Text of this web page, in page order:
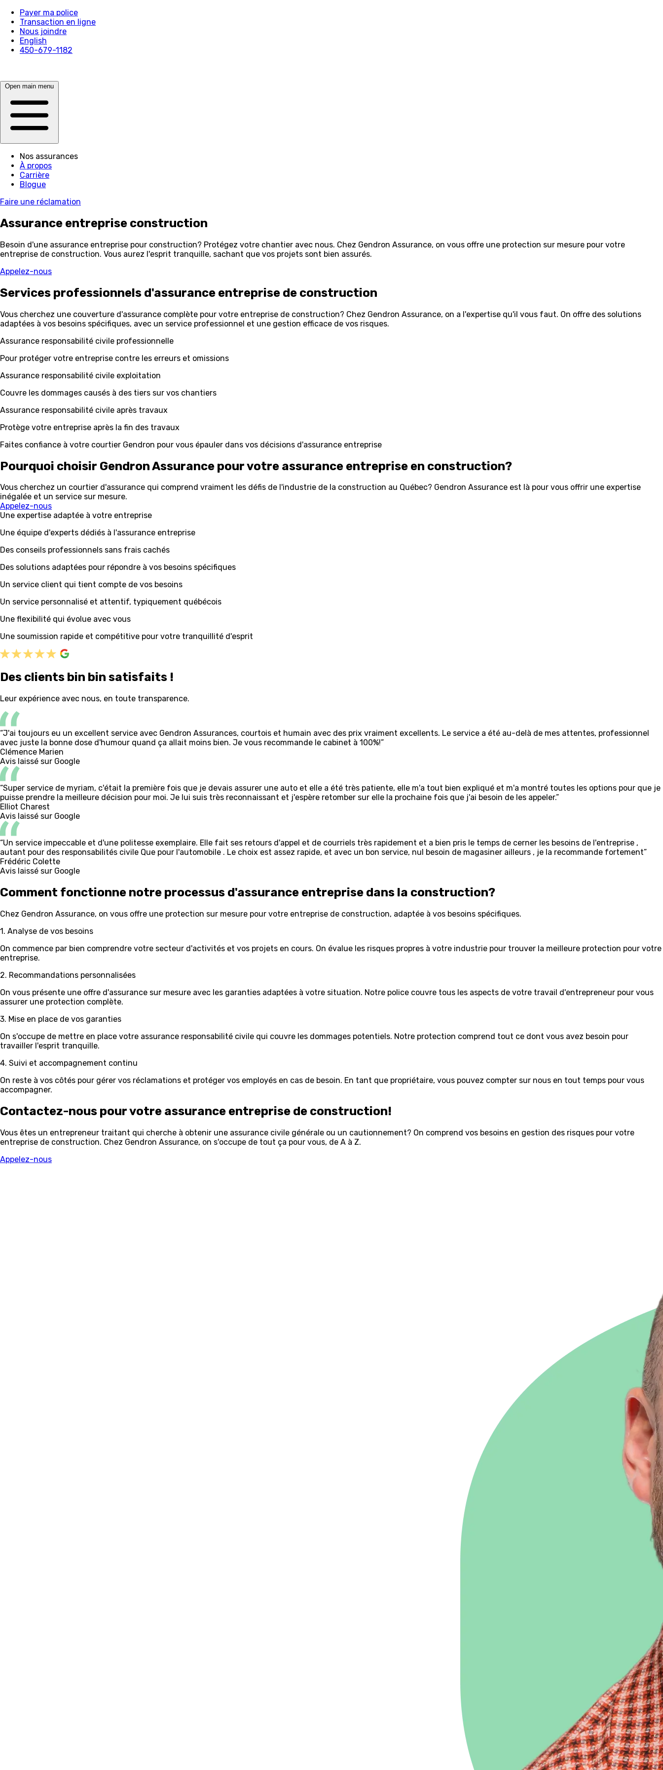
Payer ma police
Transaction en ligne
Nous joindre
English
450-679-1182
Open main menu
Nos assurances
À propos
Carrière
Blogue
Faire une réclamation
Assurance entreprise construction
Besoin d'une assurance entreprise pour construction? Protégez votre chantier avec nous. Chez Gendron Assurance, on vous offre une protection sur mesure pour votre
entreprise de construction. Vous aurez l'esprit tranquille, sachant que vos projets sont bien assurés.
Appelez-nous
Services professionnels d'assurance entreprise de construction
Vous cherchez une couverture d'assurance complète pour votre entreprise de construction? Chez Gendron Assurance, on a l'expertise qu'il vous faut. On offre des solutions
adaptées à vos besoins spécifiques, avec un service professionnel et une gestion efficace de vos risques.
Assurance responsabilité civile professionnelle
Pour protéger votre entreprise contre les erreurs et omissions
Assurance responsabilité civile exploitation
Couvre les dommages causés à des tiers sur vos chantiers
Assurance responsabilité civile après travaux
Protège votre entreprise après la fin des travaux
Faites confiance à votre courtier Gendron pour vous épauler dans vos décisions d'assurance entreprise
Pourquoi choisir Gendron Assurance pour votre assurance entreprise en construction?
Vous cherchez un courtier d'assurance qui comprend vraiment les défis de l'industrie de la construction au Québec? Gendron Assurance est là pour vous offrir une expertise
inégalée et un service sur mesure.
Appelez-nous
Une expertise adaptée à votre entreprise
Une équipe d'experts dédiés à l'assurance entreprise
Des conseils professionnels sans frais cachés
Des solutions adaptées pour répondre à vos besoins spécifiques
Un service client qui tient compte de vos besoins
Un service personnalisé et attentif, typiquement québécois
Une flexibilité qui évolue avec vous
Une soumission rapide et compétitive pour votre tranquillité d'esprit
Des clients bin bin satisfaits !
Leur expérience avec nous, en toute transparence.
“J'ai toujours eu un excellent service avec Gendron Assurances, courtois et humain avec des prix vraiment excellents. Le service a été au-delà de mes attentes, professionnel
avec juste la bonne dose d'humour quand ça allait moins bien. Je vous recommande le cabinet à 100%!”
Clémence Marien
Avis laissé sur Google
“Super service de myriam, c'était la première fois que je devais assurer une auto et elle a été très patiente, elle m'a tout bien expliqué et m'a montré toutes les options pour que je
puisse prendre la meilleure décision pour moi. Je lui suis très reconnaissant et j'espère retomber sur elle la prochaine fois que j'ai besoin de les appeler.”
Elliot Charest
Avis laissé sur Google
“Un service impeccable et d'une politesse exemplaire. Elle fait ses retours d'appel et de courriels très rapidement et a bien pris le temps de cerner les besoins de l'entreprise ,
autant pour des responsabilités civile Que pour l'automobile . Le choix est assez rapide, et avec un bon service, nul besoin de magasiner ailleurs , je la recommande fortement”
Frédéric Colette
Avis laissé sur Google
Comment fonctionne notre processus d'assurance entreprise dans la construction?
Chez Gendron Assurance, on vous offre une protection sur mesure pour votre entreprise de construction, adaptée à vos besoins spécifiques.
1. Analyse de vos besoins
On commence par bien comprendre votre secteur d'activités et vos projets en cours. On évalue les risques propres à votre industrie pour trouver la meilleure protection pour votre
entreprise.
2. Recommandations personnalisées
On vous présente une offre d'assurance sur mesure avec les garanties adaptées à votre situation. Notre police couvre tous les aspects de votre travail d'entrepreneur pour vous
assurer une protection complète.
3. Mise en place de vos garanties
On s'occupe de mettre en place votre assurance responsabilité civile qui couvre les dommages potentiels. Notre protection comprend tout ce dont vous avez besoin pour
travailler l'esprit tranquille.
4. Suivi et accompagnement continu
On reste à vos côtés pour gérer vos réclamations et protéger vos employés en cas de besoin. En tant que propriétaire, vous pouvez compter sur nous en tout temps pour vous
accompagner.
Contactez-nous pour votre assurance entreprise de construction!
Vous êtes un entrepreneur traitant qui cherche à obtenir une assurance civile générale ou un cautionnement? On comprend vos besoins en gestion des risques pour votre
entreprise de construction. Chez Gendron Assurance, on s'occupe de tout ça pour vous, de A à Z.
Appelez-nous